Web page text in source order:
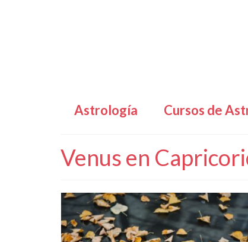
Astrología Cursos de
Venus en